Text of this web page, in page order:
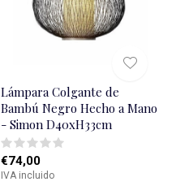
Lámpara Colgante de
Bambú Negro Hecho a Mano
- Simon D40xH33cm
€74,00
IVA incluido